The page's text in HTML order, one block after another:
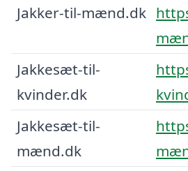
Jakker-til-mænd.dk
Jakkesæt-til-
kvinder.dk
Jakkesæt-til-
mænd.dk